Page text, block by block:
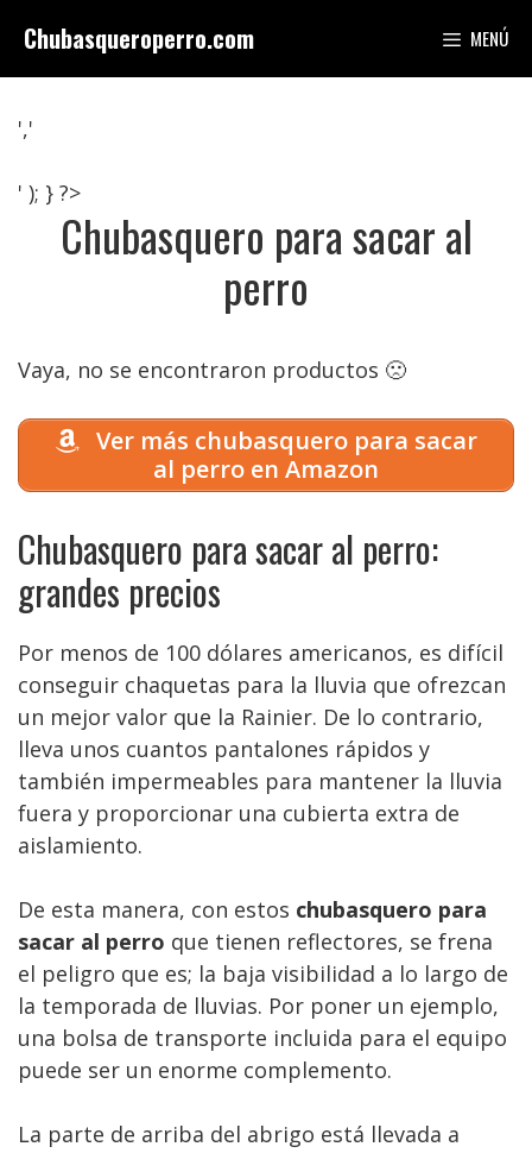
contenido
Chubasqueroperro.com MENÚ
','
' ); } ?>
Chubasquero para sacar al
perro
Vaya, no se encontraron productos 🙁
Ver más chubasquero para sacar
al perro en Amazon
Chubasquero para sacar al perro:
grandes precios
Por menos de 100 dólares americanos, es difícil
conseguir chaquetas para la lluvia que ofrezcan
un mejor valor que la Rainier. De lo contrario,
lleva unos cuantos pantalones rápidos y
también impermeables para mantener la lluvia
fuera y proporcionar una cubierta extra de
aislamiento.
De esta manera, con estos chubasquero para
sacar al perro que tienen reflectores, se frena
el peligro que es; la baja visibilidad a lo largo de
la temporada de lluvias. Por poner un ejemplo,
una bolsa de transporte incluida para el equipo
puede ser un enorme complemento.
La parte de arriba del abrigo está llevada a